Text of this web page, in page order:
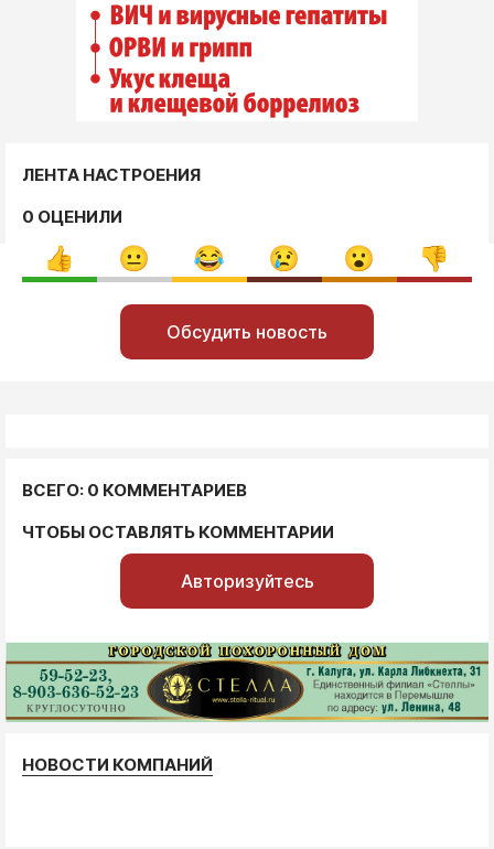
ЛЕНТА НАСТРОЕНИЯ
0 ОЦЕНИЛИ
Обсудить новость
ВСЕГО: 0 КОММЕНТАРИЕВ
ЧТОБЫ ОСТАВЛЯТЬ КОММЕНТАРИИ
Авторизуйтесь
НОВОСТИ КОМПАНИЙ